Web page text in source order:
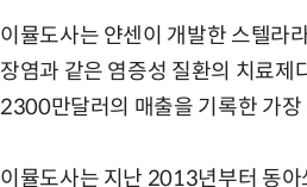
이뮬도사는 얀센이 개발한 스텔라
장염과 같은 염증성 질환의 치료
2300만달러의 매출을 기록한 가
이뮬도사는 지난 2013년부터 동